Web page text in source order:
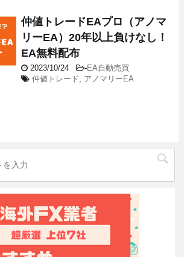
仲値トレードEAプロ（アノマ
リーEA）20年以上負けなし！
EA無料配布
2023/10/24 -EA自動売買
仲値トレード
アノマリーEA